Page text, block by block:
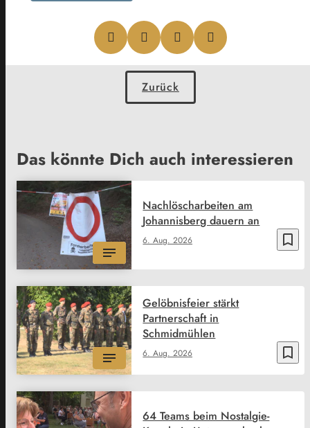
Zurück
Das könnte Dich auch interessieren
bookmark_border
6. Aug. 2026
Nachlöscharbeiten am
Johannisberg dauern an
bookmark_border
6. Aug. 2026
Gelöbnisfeier stärkt
Partnerschaft in
Schmidmühlen
64 Teams beim Nostalgie-